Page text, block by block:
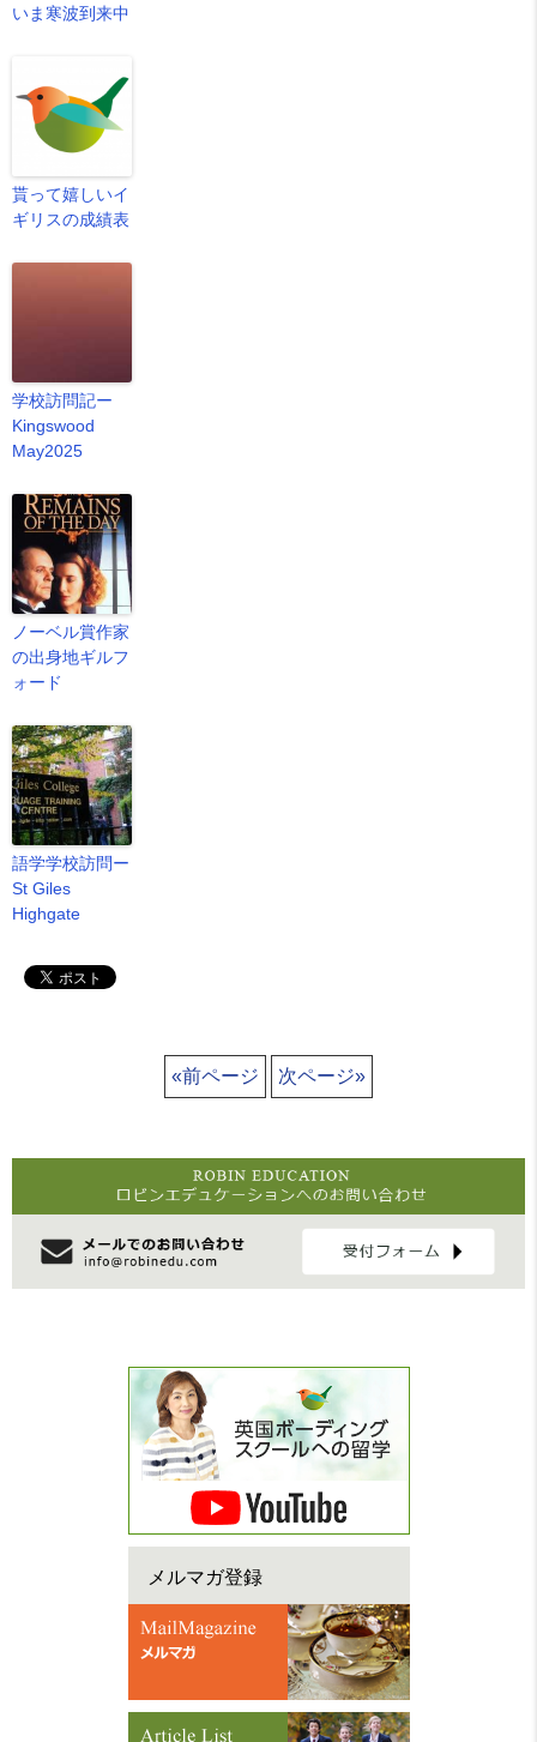
いま寒波到来中
貰って嬉しいイ
ギリスの成績表
学校訪問記ー
Kingswood
May2025
ノーベル賞作家
の出身地ギルフ
ォード
語学学校訪問ー
St Giles
Highgate
«前ページ 次ページ»
メルマガ登録